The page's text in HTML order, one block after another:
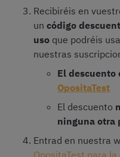
Recibiréis en
un código
uso que podréis
nuestras
El descuento
OpositaTest
El descuento
ninguna otra
Entrad en nuestra